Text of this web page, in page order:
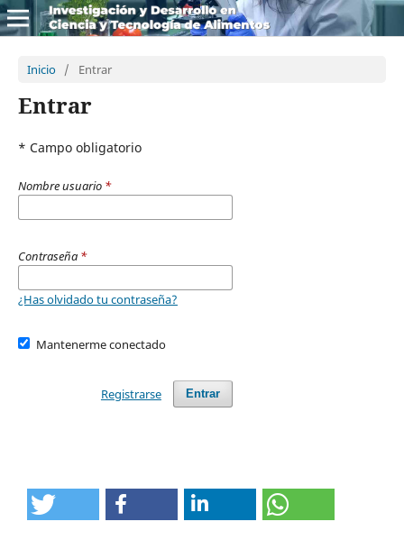
Inicio / Entrar
Entrar
* Campo obligatorio
Nombre usuario *
Contraseña *
¿Has olvidado tu contraseña?
Mantenerme conectado
Entrar
Registrarse